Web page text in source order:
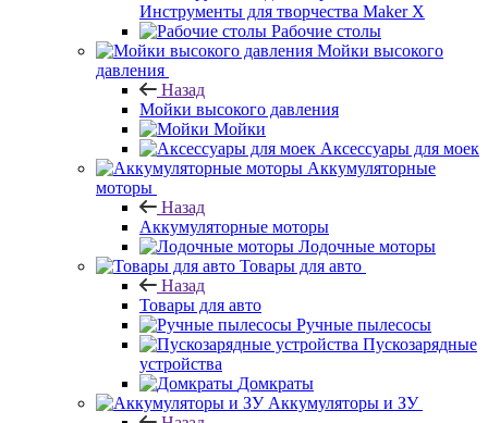
Инструменты для творчества Maker X
Рабочие столы
Мойки высокого
давления
Назад
Мойки высокого давления
Мойки
Аксессуары для моек
Аккумуляторные
моторы
Назад
Аккумуляторные моторы
Лодочные моторы
Товары для авто
Назад
Товары для авто
Ручные пылесосы
Пускозарядные
устройства
Домкраты
Аккумуляторы и ЗУ